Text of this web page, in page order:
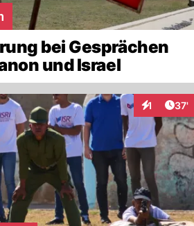
bei Gesprächen
und Israel
1 37'